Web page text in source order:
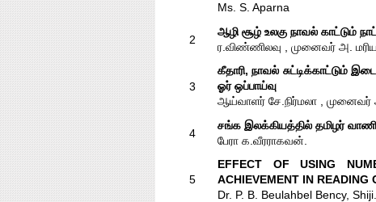
Ms. S. Aparna
2
ஆழி சூழ் உலகு நாவல் காட்டும்
ர.விண்ணிலவு , முனைவர் அ.
3
கீதாரி, நாவல் சுட்டிக்காட்டும்
ஓர் ஒப்பாய்வு
ஆய்வாளர் சே.நிர்மலா , முனைவர்
4
சங்க இலக்கியத்தில் தமிழர்
பேரா க.வீரராகவன்.
5
EFFECT OF USING
ACHIEVEMENT IN READING
Dr. P. B. Beulahbel Bency,